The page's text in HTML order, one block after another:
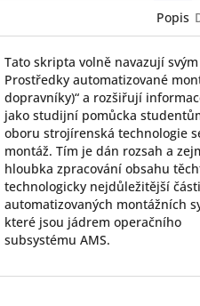
Popis
Tato skripta volně navazují
Prostředky automatizované
dopravníky)“ a rozšiřují
jako studijní pomůcka
oboru strojírenská technologie
montáž. Tím je dán rozsah a
hloubka zpracování obsahu
technologicky nejdůležitější části
automatizovaných montážních
které jsou jádrem operačního
subsystému AMS.
Z